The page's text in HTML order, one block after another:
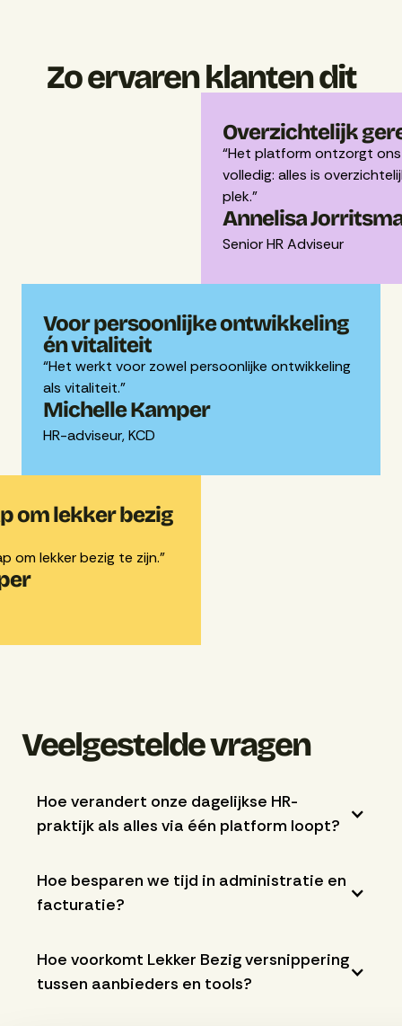
Zo ervaren klanten dit
Overzichtelijk
“Het platform ontzorgt
volledig: alles is
plek.”
Annelisa
Senior HR Adviseur
Voor persoonlijke ontwikkeling
én vitaliteit
“Het werkt voor zowel persoonlijke ontwikkeling
als vitaliteit.”
Michelle Kamper
HR-adviseur, KCD
om lekker bezig
om lekker bezig te zijn.”
Veelgestelde vragen
Hoe verandert onze dagelijkse HR-
praktijk als alles via één platform loopt?
Hoe besparen we tijd in administratie en
facturatie?
Hoe voorkomt Lekker Bezig versnippering
tussen aanbieders en tools?